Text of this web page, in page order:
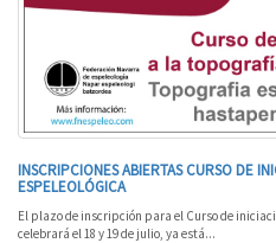
INSCRIPCIONES ABIERTAS CURSO DE
ESPELEOLÓGICA
El plazo de inscripción para el Curso de
celebrará el 18 y 19 de julio, ya está...